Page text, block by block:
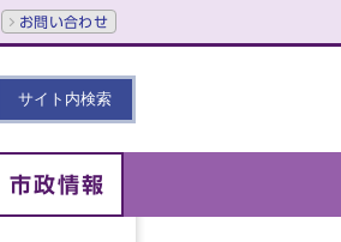
お問い合わせ
市政情報